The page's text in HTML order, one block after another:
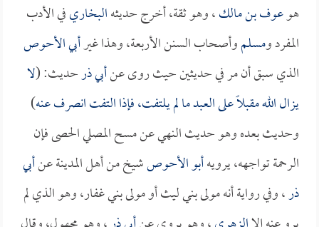
هوعوف بن مالك، وهو ثقة، أخرج حديثهالبخاريفي الأدب
المفرد ومسلموأصحاب السنن الأربعة، وهذا غيرأبي الأحوص
الذي سبق أن مر في حديثين حيث روى عنأبي ذرحديث: (لا
يزال الله مقبلاً على العبد ما لم يلتفت، فإذا التفت انصرف عنه)
وحديث بعده وهو حديث النهي عن مسح المصلي الحصى فإن
الرحمة تواجهه، يرويهأبو الأحوصشيخ من أهل المدينة عنأبي
ذر، وفي رواية أنه مولى بني ليث أو مولى بني غفار، وهو الذي لم